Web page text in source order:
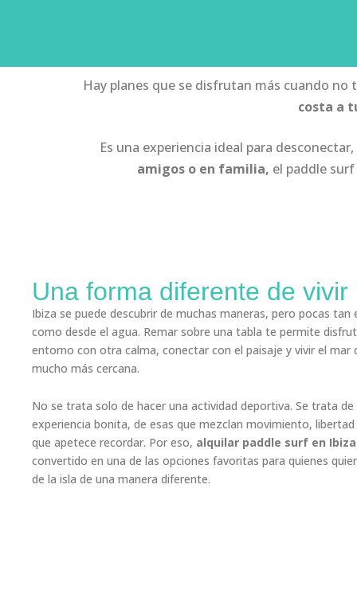
Hay planes que se disfrutan más cuando no
costa a
Es una experiencia ideal para
amigos o en familia, el paddle
Una forma diferente de vivir
Ibiza se puede descubrir de muchas maneras, pero pocas tan
como desde el agua. Remar sobre una tabla te permite
entorno con otra calma, conectar con el paisaje y vivir el mar
mucho más cercana.
No se trata solo de hacer una actividad deportiva. Se trata
experiencia bonita, de esas que mezclan movimiento,
que apetece recordar. Por eso, alquilar paddle surf en Ibiza
convertido en una de las opciones favoritas para quienes
de la isla de una manera diferente.